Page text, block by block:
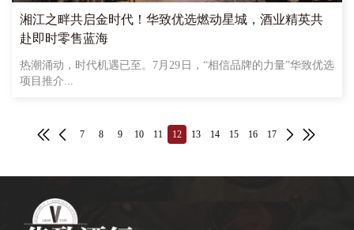
湘江之畔共启金时代！华致优选燃动星城，酒业精英共
赴即时零售蓝海
热潮涌动，时代机遇已至。7月29日，“相信品牌的力量”华致优选
项目推介...
7 8 9 10 11 12 13 14 15 16 17